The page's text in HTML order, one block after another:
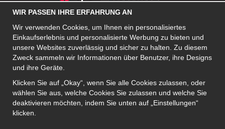
FIRMA
Narva mnt 5, EE-10117 Tallinn
Org: 12356245, VAT: EE101578318
ACHTUNG! Produktrücksendungen nicht an diese Adresse
WIR PASSEN IHRE ERFAHRUNG AN
Wir verwenden Cookies, um Ihnen ein personalisiertes
Einkaufserlebnis und personalisierte Werbung zu bieten und
unsere Websites zuverlässig und sicher zu halten. Zu diesem
Zweck sammeln wir Informationen über Benutzer, ihre Designs
und ihre Geräte.
Klicken Sie auf „Okay“, wenn Sie alle Cookies zulassen, oder
wählen Sie aus, welche Cookies Sie zulassen und welche Sie
deaktivieren möchten, indem Sie unten auf „Einstellungen“
klicken.